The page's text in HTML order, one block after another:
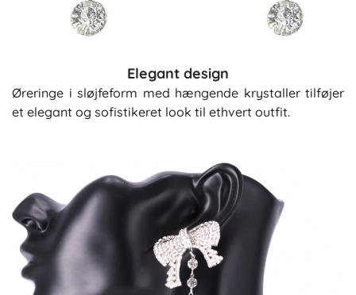
Elegant design
Øreringe i sløjfeform med hængende krystaller tilføjer
et elegant og sofistikeret look til ethvert outfit.